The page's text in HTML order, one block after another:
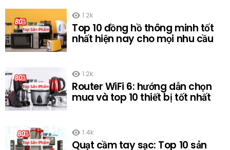
1.2k
Top 10 đồng hồ thông minh tốt
nhất hiện nay cho mọi nhu cầu
1.2k
Router WiFi 6: hướng dẫn chọn
mua và top 10 thiết bị tốt nhất
1.4k
Quạt cầm tay sạc: Top 10 sản